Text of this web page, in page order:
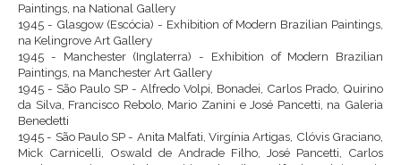
Paintings, na National Gallery
1945 - Glasgow (Escócia) - Exhibition of Modern Brazilian Paintings,
na Kelingrove Art Gallery
1945 - Manchester (Inglaterra) - Exhibition of Modern Brazilian
Paintings, na Manchester Art Gallery
1945 - São Paulo SP - Alfredo Volpi, Bonadei, Carlos Prado, Quirino
da Silva, Francisco Rebolo, Mario Zanini e José Pancetti, na Galeria
Benedetti
1945 - São Paulo SP - Anita Malfati, Virgínia Artigas, Clóvis Graciano,
Mick Carnicelli, Oswald de Andrade Filho, José Pancetti, Carlos